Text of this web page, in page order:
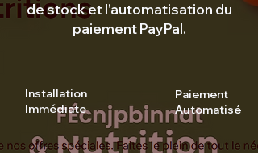
de stock et l'automatisation du
paiement PayPal.
Installation
Immédiate
Paiement
Automatisé